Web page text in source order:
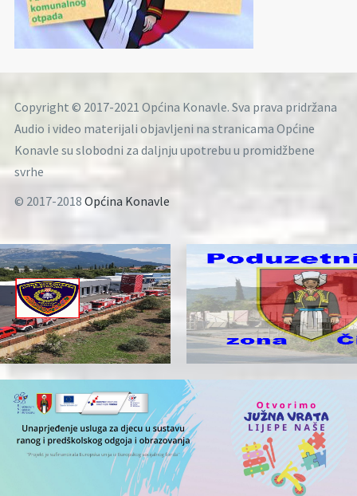
Copyright © 2017-2021 Općina Konavle. Sva prava pridržana
Audio i video materijali objavljeni na stranicama Općine
Konavle su slobodni za daljnju upotrebu u promidžbene
svrhe
© 2017-2018 Općina Konavle